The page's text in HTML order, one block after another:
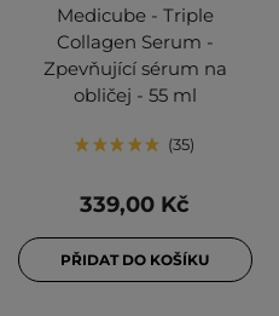
Medicube - Triple
Collagen Serum -
Zpevňující sérum na
obličej - 55 ml
35
339,00 Kč
PŘIDAT DO KOŠÍKU